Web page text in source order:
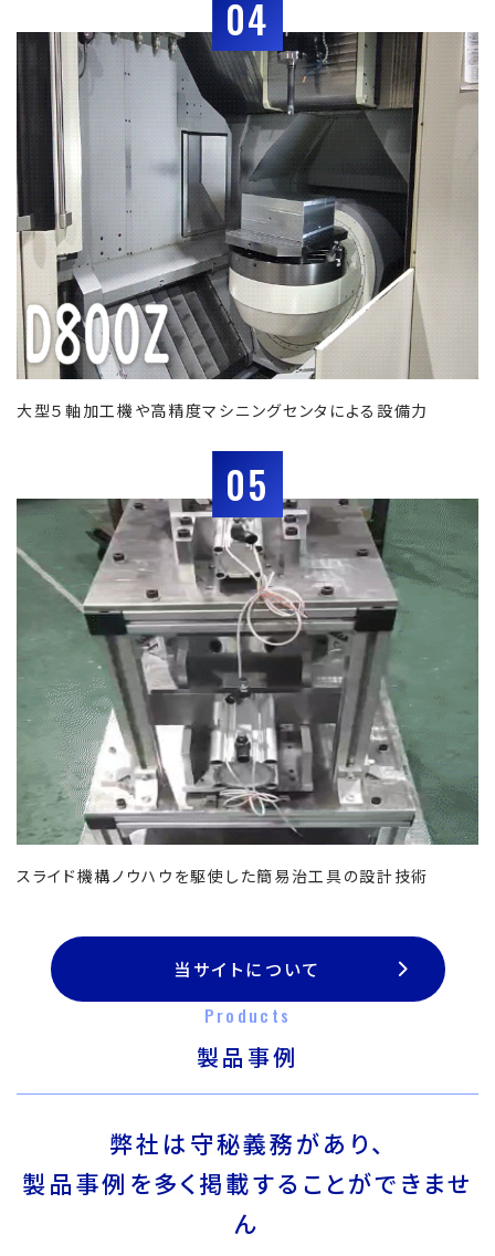
04
大型５軸加工機や高精度マシニングセンタによる設備力
05
スライド機構ノウハウを駆使した簡易治工具の設計技術
当サイトについて
Products
製品事例
弊社は守秘義務があり、
製品事例を多く掲載することができませ
ん